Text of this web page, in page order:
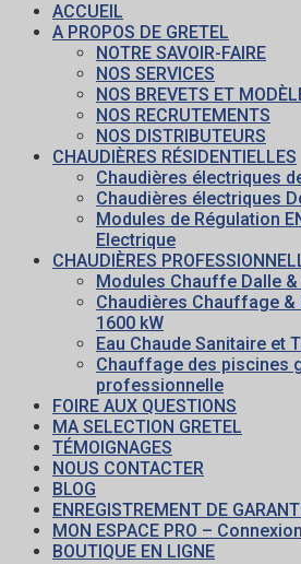
ACCUEIL
A PROPOS DE GRETEL
NOTRE SAVOIR-FAIRE
NOS SERVICES
NOS BREVETS ET
NOS RECRUTEMENTS
NOS DISTRIBUTEURS
CHAUDIÈRES RÉSIDENTIELLES
Chaudières électriques
Chaudières électriques
Modules de Régulation
Electrique
CHAUDIÈRES
Modules Chauffe Dalle
Chaudières Chauffage &
1600 kW
Eau Chaude Sanitaire et
Chauffage des piscines
professionnelle
FOIRE AUX QUESTIONS
MA SELECTION GRETEL
TÉMOIGNAGES
NOUS CONTACTER
BLOG
ENREGISTREMENT DE
MON ESPACE PRO – Connexion
BOUTIQUE EN LIGNE